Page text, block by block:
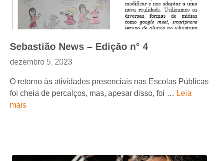
Sebastião News – Edição n° 4
dezembro 5, 2023
O retorno às atividades presenciais nas Escolas Públicas
foi cheia de percalços, mas, apesar disso, foi … Leia
mais